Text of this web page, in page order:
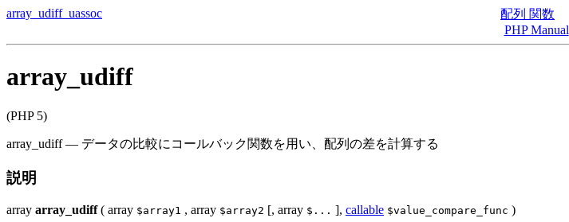
array_udiff_uassoc
配列 関数
PHP Manual
array_udiff
(PHP 5)
array_udiff— データの比較にコールバック関数を用い、配列の差を計算する
説明
array array_udiff( array $array1 , array $array2 [, array $... ], callable $value_compare_func )